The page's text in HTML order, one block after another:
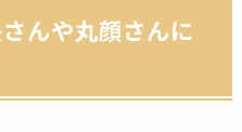
んや丸顔さんに